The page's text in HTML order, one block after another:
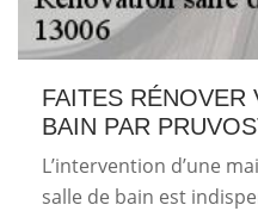
FAITES RÉNOVER
BAIN PAR
L’intervention d’une
salle de bain est